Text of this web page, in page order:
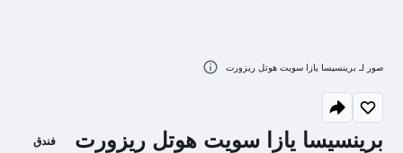
برينسيسا يازا سويت هوتل ريزورت فندق
صور لـ برينسيسا يازا سويت هوتل ريزورت